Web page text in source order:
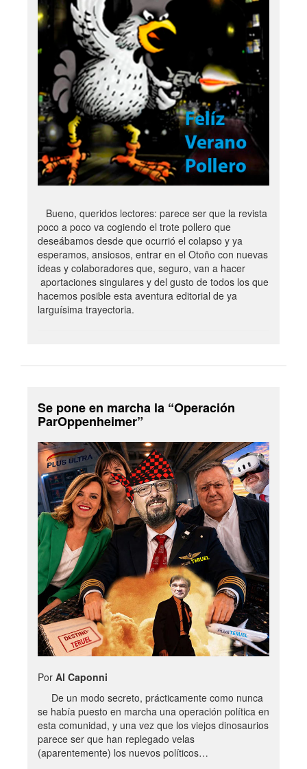
Bueno, queridos lectores: parece ser que la revista
poco a poco va cogiendo el trote pollero que
deseábamos desde que ocurrió el colapso y ya
esperamos, ansiosos, entrar en el Otoño con nuevas
ideas y colaboradores que, seguro, van a hacer
aportaciones singulares y del gusto de todos los que
hacemos posible esta aventura editorial de ya
larguísima trayectoria.
Se pone en marcha la “Operación
ParOppenheimer”
Por Al Caponni
De un modo secreto, prácticamente como nunca
se había puesto en marcha una operación política en
esta comunidad, y una vez que los viejos dinosaurios
parece ser que han replegado velas
(aparentemente) los nuevos políticos…